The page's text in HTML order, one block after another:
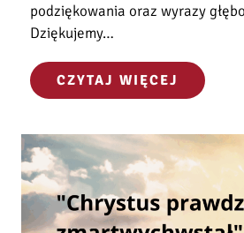
podziękowania oraz wyrazy
Dziękujemy…
CZYTAJ WIĘCEJ
z
D
z
i
e